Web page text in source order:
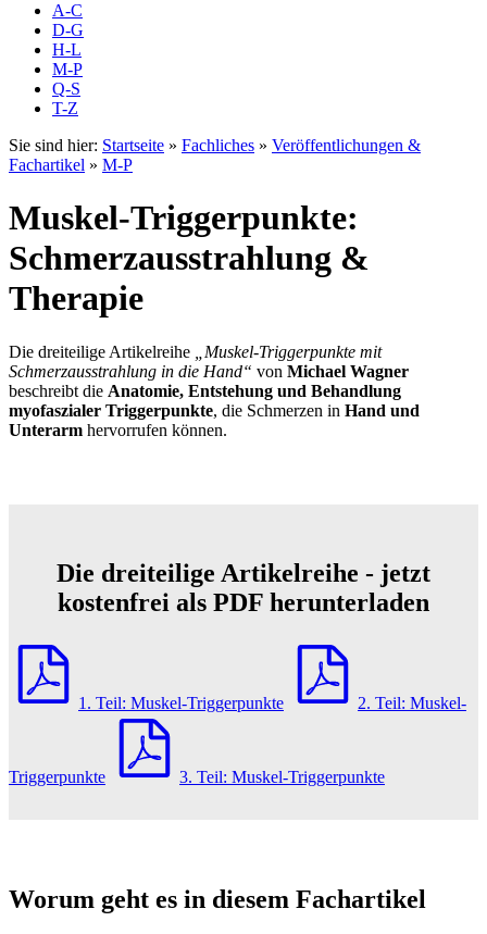
A-C
D-G
H-L
M-P
Q-S
T-Z
Sie sind hier: Startseite » Fachliches » Veröffentlichungen &
Fachartikel » M-P
Muskel-Triggerpunkte:
Schmerzausstrahlung &
Therapie
Die dreiteilige Artikelreihe
„Muskel-Triggerpunkte mit
Schmerzausstrahlung in die Hand“ von Michael Wagner
beschreibt die Anatomie, Entstehung und Behandlung
myofaszialer Triggerpunkte, die Schmerzen in Hand und
Unterarm hervorrufen können.
Die dreiteilige Artikelreihe - jetzt
kostenfrei als PDF herunterladen
1. Teil: Muskel-Triggerpunkte 2. Teil: Muskel-
Triggerpunkte 3. Teil: Muskel-Triggerpunkte
Worum geht es in diesem Fachartikel